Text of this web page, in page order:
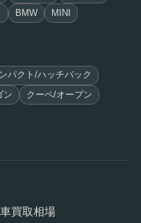
BMW MINI
パクト/ハッチバック
ン クーペ/オープン
車買取相場